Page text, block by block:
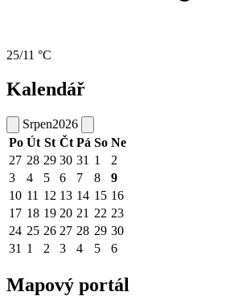
25/11 °C
Kalendář
Srpen2026
Po Út St Čt Pá So Ne
27 28 29 30 31 1
2
3
4 5 6 7 8
9
10 11 12 13 14 15 16
17 18 19 20 21 22 23
24 25 26 27 28 29 30
31 1 2 3 4 5 6
Mapový portál